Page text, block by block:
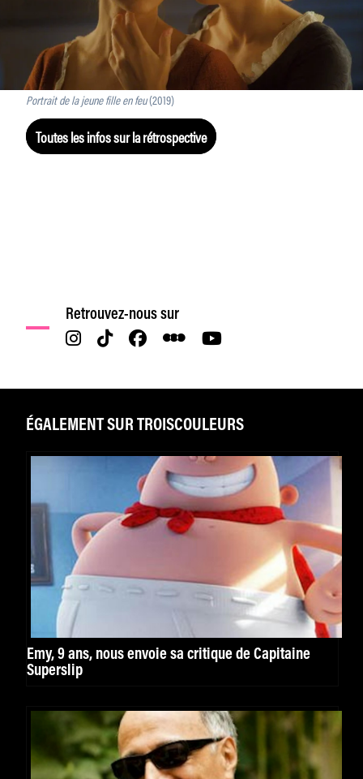
Portrait de la jeune fille en feu(2019)
Toutes les infos sur la rétrospective
Retrouvez-nous sur
ÉGALEMENT SUR TROISCOULEURS
Emy, 9 ans, nous envoie sa critique de Capitaine
Superslip